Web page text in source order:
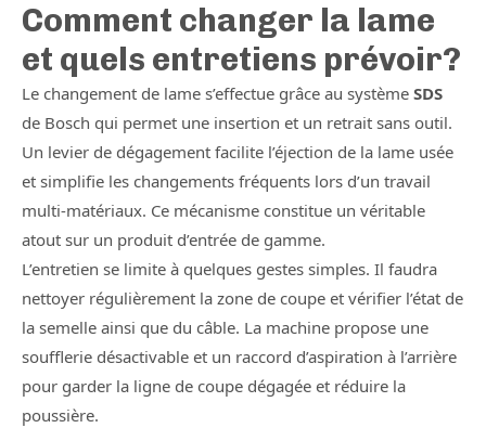
Comment changer la lame
et quels entretiens prévoir?
Le changement de lame s’effectue grâce au système SDS
de Bosch qui permet une insertion et un retrait sans outil.
Un levier de dégagement facilite l’éjection de la lame usée
et simplifie les changements fréquents lors d’un travail
multi-matériaux. Ce mécanisme constitue un véritable
atout sur un produit d’entrée de gamme.
L’entretien se limite à quelques gestes simples. Il faudra
nettoyer régulièrement la zone de coupe et vérifier l’état de
la semelle ainsi que du câble. La machine propose une
soufflerie désactivable et un raccord d’aspiration à l’arrière
pour garder la ligne de coupe dégagée et réduire la
poussière.